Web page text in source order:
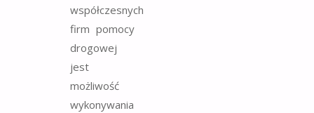
współczesnych
firm pomocy
drogowej
jest
możliwość
wykonywania